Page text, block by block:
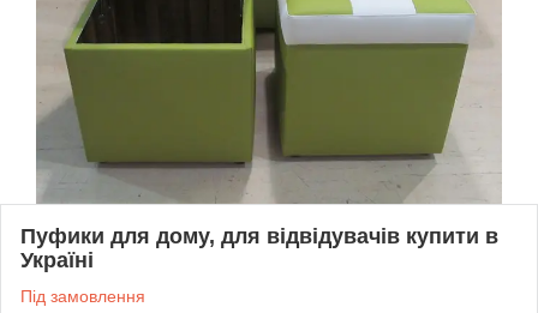
Пуфики для дому, для відвідувачів купити в
Україні
Під замовлення